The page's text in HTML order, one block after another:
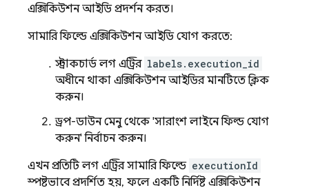
এক্সিকিউশন আইডি প্রদর্শন করত।
সামারি ফিল্ডে এক্সিকিউশন আইডি যোগ করতে:
স্ট্রাকচার্ড লগ এন্ট্রির labels.execution_id
অধীনে থাকা এক্সিকিউশন আইডির মানটিতে ক্লিক
করুন।
ড্রপ-ডাউন মেনু থেকে 'সারাংশ লাইনে ফিল্ড যোগ
করুন' নির্বাচন করুন।
এখন প্রতিটি লগ এন্ট্রির সামারি ফিল্ডে executionId
স্পষ্টভাবে প্রদর্শিত হয়, ফলে একটি নির্দিষ্ট এক্সিকিউশন